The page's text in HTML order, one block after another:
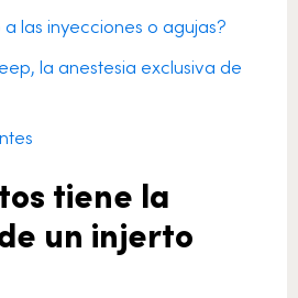
las inyecciones o agujas?
la anestesia exclusiva de
tiene la
un injerto